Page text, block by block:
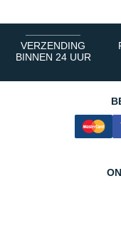
VERZENDING
BINNEN 24 UUR